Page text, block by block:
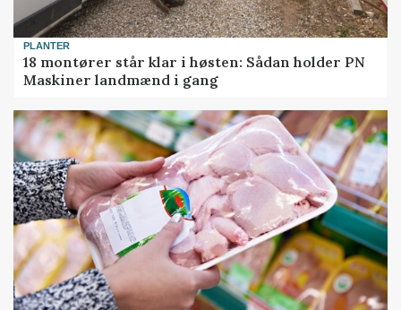
PLANTER
18 montører står klar i høsten: Sådan holder PN
Maskiner landmænd i gang